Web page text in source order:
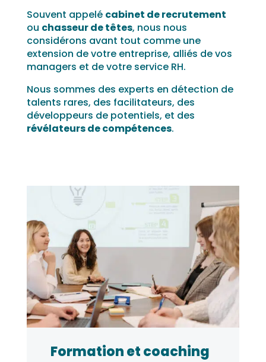
Souvent appelé cabinet de recrutement
ou chasseur de têtes, nous nous
considérons avant tout comme une
extension de votre entreprise, alliés de vos
managers et de votre service RH.
Nous sommes des experts en détection de
talents rares, des facilitateurs, des
développeurs de potentiels, et des
révélateurs de compétences.
Formation et coaching